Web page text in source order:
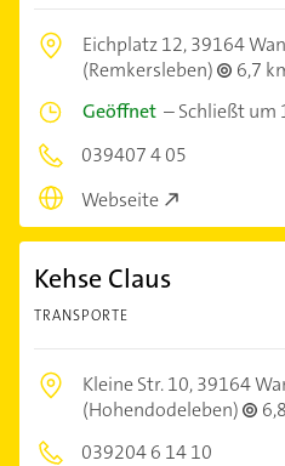
Eichplatz 12,39164
(Remkersleben)
6,7
Geöffnet –Schließt um
039407 4 05
Webseite
Kehse Claus
TRANSPORTE
Kleine Str. 10,39164
(Hohendodeleben)
039204 6 14 10